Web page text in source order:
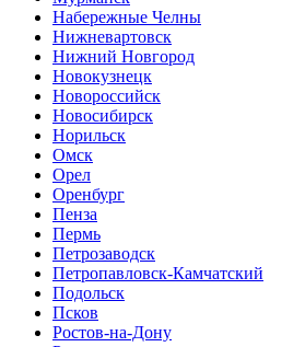
Набережные Челны
Нижневартовск
Нижний Новгород
Новокузнецк
Новороссийск
Новосибирск
Норильск
Омск
Орел
Оренбург
Пенза
Пермь
Петрозаводск
Петропавловск-Камчатский
Подольск
Псков
Ростов-на-Дону